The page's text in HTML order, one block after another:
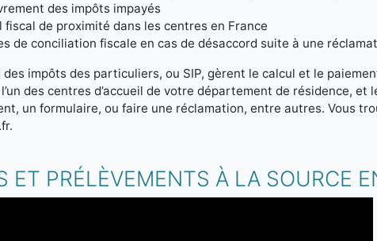
des impôts impayés
fiscal de proximité dans les centres en France
de conciliation fiscale en cas de désaccord suite à une
des impôts des particuliers, ou SIP, gèrent le calcul et le
des centres d’accueil de votre département de résidence,
un formulaire, ou faire une réclamation, entre autres. Vous
ET PRÉLÈVEMENTS À LA SOURCE